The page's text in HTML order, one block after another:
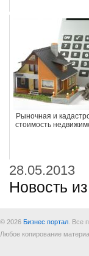
Рыночная и
стоимость
28.05.2013
Новость
© 2026 Бизнес портал . Все
Любое копирование